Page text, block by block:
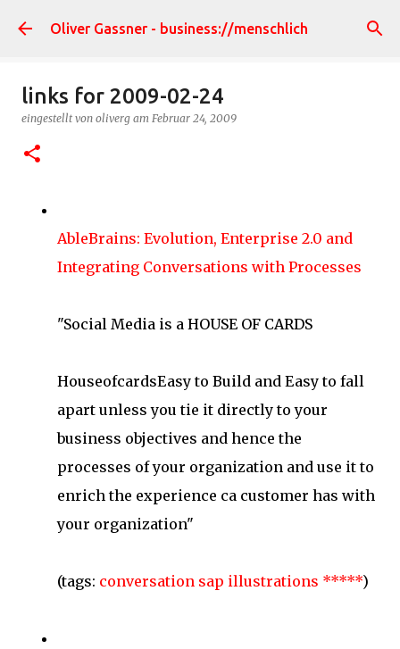
Direkt zum Hauptbereich
Oliver Gassner - business://menschlich
links for 2009-02-24
eingestellt von oliverg am Februar 24, 2009
AbleBrains: Evolution, Enterprise 2.0 and
Integrating Conversations with Processes
"Social Media is a HOUSE OF CARDS
HouseofcardsEasy to Build and Easy to fall
apart unless you tie it directly to your
business objectives and hence the
processes of your organization and use it to
enrich the experience ca customer has with
your organization"
(tags: conversation sap illustrations *****)